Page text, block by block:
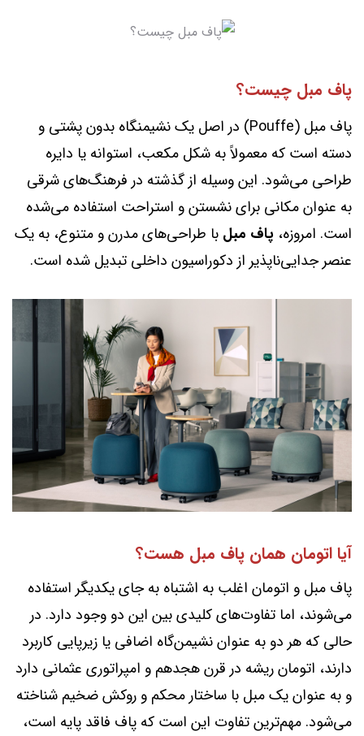
پاف مبل چیست؟
پاف مبل (Pouffe) در اصل یک نشیمنگاه بدون پشتی و
دسته است که معمولاً به شکل مکعب، استوانه یا دایره
طراحی می‌شود. این وسیله از گذشته در فرهنگ‌های شرقی
به عنوان مکانی برای نشستن و استراحت استفاده می‌شده
است. امروزه، پاف مبل با طراحی‌های مدرن و متنوع، به یک
عنصر جدایی‌ناپذیر از دکوراسیون داخلی تبدیل شده است.
آیا اتومان همان پاف مبل هست؟
پاف مبل و اتومان اغلب به اشتباه به جای یکدیگر استفاده
می‌شوند، اما تفاوت‌های کلیدی بین این دو وجود دارد. در
حالی که هر دو به عنوان نشیمن‌گاه اضافی یا زیرپایی کاربرد
دارند، اتومان ریشه در قرن هجدهم و امپراتوری عثمانی دارد
و به عنوان یک مبل با ساختار محکم و روکش ضخیم شناخته
می‌شود. مهم‌ترین تفاوت این است که پاف فاقد پایه است،